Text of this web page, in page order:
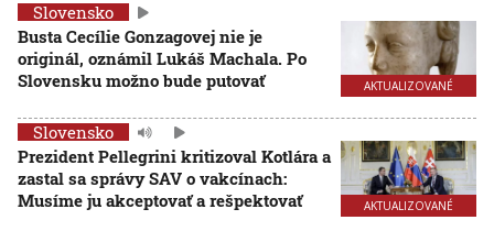
AKTUALIZOVANÉ
Slovensko
Busta Cecílie Gonzagovej nie je
originál, oznámil Lukáš Machala. Po
Slovensku možno bude putovať
AKTUALIZOVANÉ
Slovensko
Prezident Pellegrini kritizoval Kotlára a
zastal sa správy SAV o vakcínach:
Musíme ju akceptovať a rešpektovať